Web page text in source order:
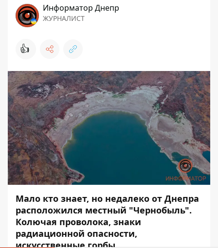
Информатор Днепр
ЖУРНАЛИСТ
👍
Мало кто знает, но недалеко от Днепра
расположился местный "Чернобыль".
Колючая проволока, знаки
радиационной опасности,
искусственные горбы